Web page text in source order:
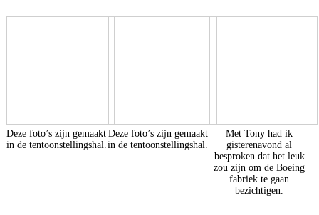
Deze foto’s zijn gemaakt
in de tentoonstellingshal.
Deze foto’s zijn gemaakt
in de tentoonstellingshal.
Met Tony had ik
gisterenavond al
besproken dat het leuk
zou zijn om de Boeing
fabriek te gaan
bezichtigen.